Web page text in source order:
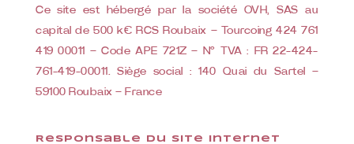
Ce site est hébergé par la société OVH, SAS au
capital de 500 k€ RCS Roubaix – Tourcoing 424 761
419 00011 – Code APE 721Z – N° TVA : FR 22-424-
761-419-00011. Siège social : 140 Quai du Sartel –
59100 Roubaix – France
Responsable du site internet